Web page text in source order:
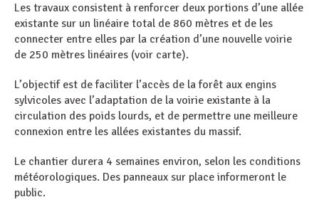
Les travaux consistent à renforcer deux portions d’une allée
existante sur un linéaire total de 860 mètres et de les
connecter entre elles par la création d’une nouvelle voirie
de 250 mètres linéaires (voir carte).
L’objectif est de faciliter l’accès de la forêt aux engins
sylvicoles avec l’adaptation de la voirie existante à la
circulation des poids lourds, et de permettre une meilleure
connexion entre les allées existantes du massif.
Le chantier durera 4 semaines environ, selon les conditions
météorologiques. Des panneaux sur place informeront le
public.